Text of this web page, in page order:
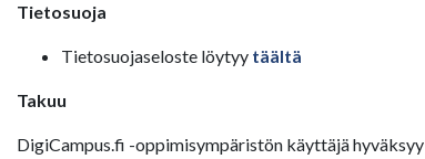
Tietosuoja
Tietosuojaseloste löytyy täältä
Takuu
DigiCampus.fi -oppimisympäristön käyttäjä